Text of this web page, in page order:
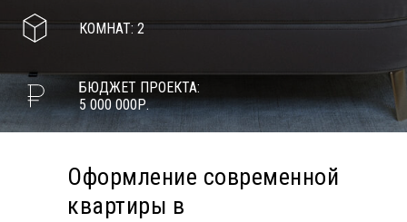
КОМНАТ: 2
БЮДЖЕТ ПРОЕКТА:
5 000 000Р.
Оформление современной
квартиры в